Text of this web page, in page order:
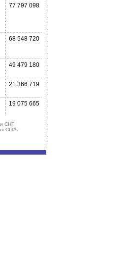
77 797 098
68 548 720
49 479 180
21 366 719
19 075 665
СНГ,
США.